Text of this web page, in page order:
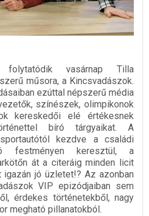
folytatódik vasárnap Tilla
műsora, a Kincsvadászok.
ezúttal népszerű média
színészek, olimpikonok
kereskedői elé értékesnek
bíró tárgyaikat. A
kezdve a családi
festményen keresztül, a
át a citeráig minden licit
jó üzletet!? Az azonban
VIP epizódjaiban sem
érdekes történetekből, nagy
megható pillanatokból.